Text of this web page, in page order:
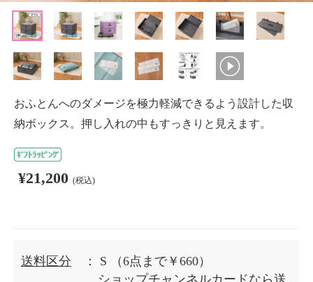
おふとんへのダメージを極力軽減できるよう設計した収
納ボックス。押し入れの中もすっきりと見えます。
¥21,200 (税込)
送料区分 ： S
（6点まで￥660）
ショップチャンネルカードなら送